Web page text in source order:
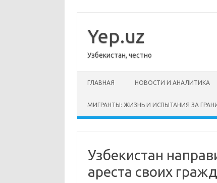
содержимому
Yep.uz
Узбекистан, честно
ГЛАВНАЯ НОВОСТИ И АНАЛИТИКА
МИГРАНТЫ: ЖИЗНЬ И ИСПЫТАНИЯ ЗА
Узбекистан
ареста своих